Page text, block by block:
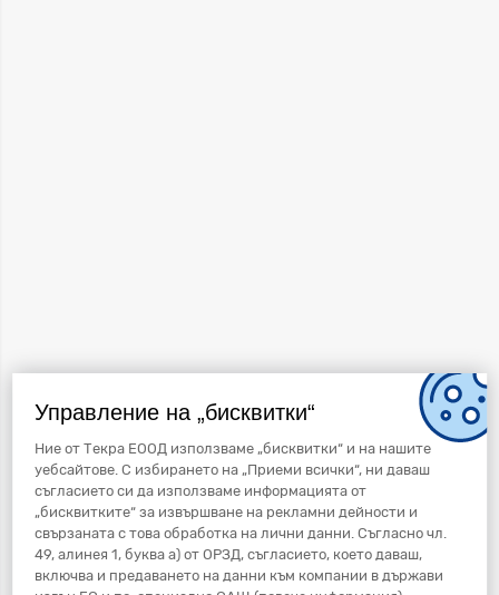
Управление на „бисквитки“
Ние от Текра ЕООД използваме „бисквитки“ и на нашите
уебсайтове. С избирането на „Приеми всички“, ни даваш
съгласието си да използваме информацията от
„бисквитките“ за извършване на рекламни дейности и
свързаната с това обработка на лични данни. Съгласно чл.
49, алинея 1, буква а) от ОРЗД, съгласието, което даваш,
включва и предаването на данни към компании в държави